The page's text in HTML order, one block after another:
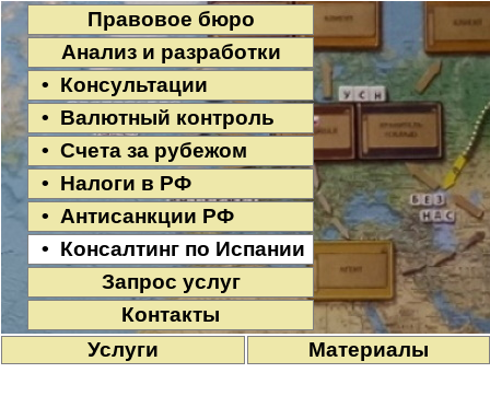
Правовое бюро
Анализ и разработки
• Консультации
• Валютный контроль
• Счета за рубежом
• Налоги в РФ
• Антисанкции РФ
• Консалтинг по Испании
Запрос услуг
Контакты
Услуги
Материалы